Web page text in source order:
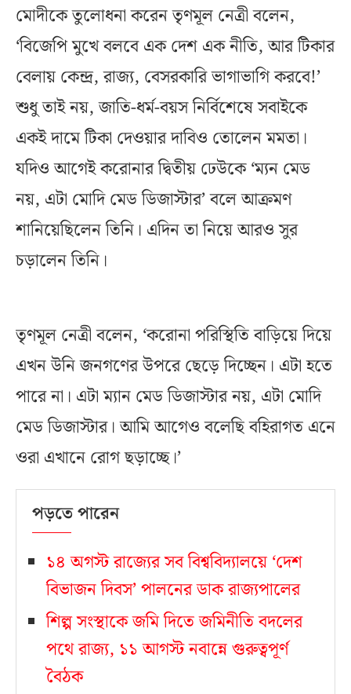
মোদীকে তুলোধনা করেন তৃণমূল নেত্রী বলেন,
‘বিজেপি মুখে বলবে এক দেশ এক নীতি, আর টিকার
বেলায় কেন্দ্র, রাজ্য, বেসরকারি ভাগাভাগি করবে!’
শুধু তাই নয়, জাতি-ধর্ম-বয়স নির্বিশেষে সবাইকে
একই দামে টিকা দেওয়ার দাবিও তোলেন মমতা।
যদিও আগেই করোনার দ্বিতীয় ঢেউকে ‘ম্যন মেড
নয়, এটা মোদি মেড ডিজাস্টার’ বলে আক্রমণ
শানিয়েছিলেন তিনি। এদিন তা নিয়ে আরও সুর
চড়ালেন তিনি।
তৃণমূল নেত্রী বলেন, ‘করোনা পরিস্থিতি বাড়িয়ে দিয়ে
এখন উনি জনগণের উপরে ছেড়ে দিচ্ছেন। এটা হতে
পারে না। এটা ম্যান মেড ডিজাস্টার নয়, এটা মোদি
মেড ডিজাস্টার। আমি আগেও বলেছি বহিরাগত এনে
ওরা এখানে রোগ ছড়াচ্ছে।’
পড়তে পারেন
১৪ অগস্ট রাজ্যের সব বিশ্ববিদ্যালয়ে ‘দেশ
বিভাজন দিবস’ পালনের ডাক রাজ্যপালের
শিল্প সংস্থাকে জমি দিতে জমিনীতি বদলের
পথে রাজ্য, ১১ আগস্ট নবান্নে গুরুত্বপূর্ণ
বৈঠক